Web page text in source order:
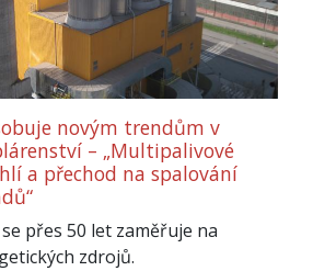
novým trendům v
– „Multipalivové
a přechod na spalování
přes 50 let zaměřuje na
zdrojů.